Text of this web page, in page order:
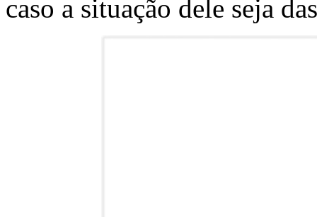
caso a situação dele seja